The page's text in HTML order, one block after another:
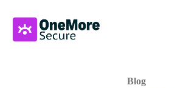
Blog